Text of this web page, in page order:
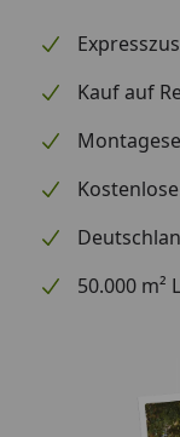
Kauf auf
50.000 m²